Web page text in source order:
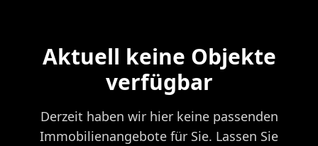
Aktuell keine Objekte
verfügbar
Derzeit haben wir hier keine passenden
Immobilienangebote für Sie. Lassen Sie